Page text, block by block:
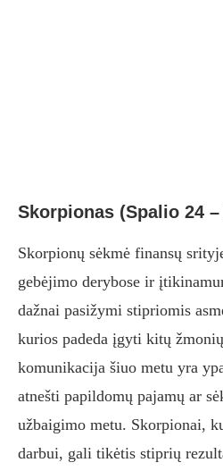
Skorpionas (Spalio 24
Skorpionų sėkmė finansų
gebėjimo derybose ir
dažnai pasižymi stipriomis
kurios padeda įgyti kitų
komunikacija šiuo metu yra
atnešti papildomų pajamų ar
užbaigimo metu. Skorpionai,
darbui, gali tikėtis stiprių